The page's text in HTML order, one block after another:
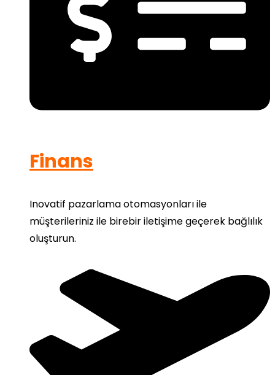
Finans
Inovatif pazarlama otomasyonları ile
müşterileriniz ile birebir iletişime geçerek bağlılık
oluşturun.